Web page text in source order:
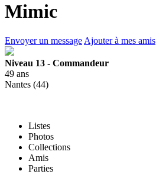
Mimic
Envoyer un message Ajouter à mes amis
Niveau 13 - Commandeur
49 ans
Nantes (44)
Listes
Photos
Collections
Amis
Parties